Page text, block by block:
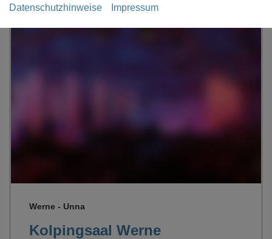
Datenschutzhinweise Impressum
Kolpingsaal Werne
Kolpingsaal Werne
Werne - Unna